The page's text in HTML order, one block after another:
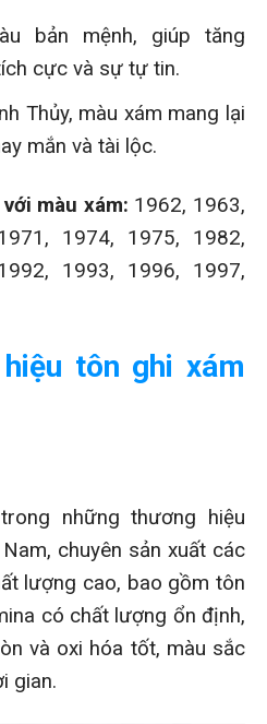
bản mệnh, giúp tăng
cực và sự tự tin.
Thủy, màu xám mang lại
mắn và tài lộc.
màu xám: 1962, 1963,
1974, 1975, 1982,
1993, 1996, 1997,
tôn ghi xám
những thương hiệu
chuyên sản xuất các
lượng cao, bao gồm tôn
có chất lượng ổn định,
và oxi hóa tốt, màu sắc
gian.